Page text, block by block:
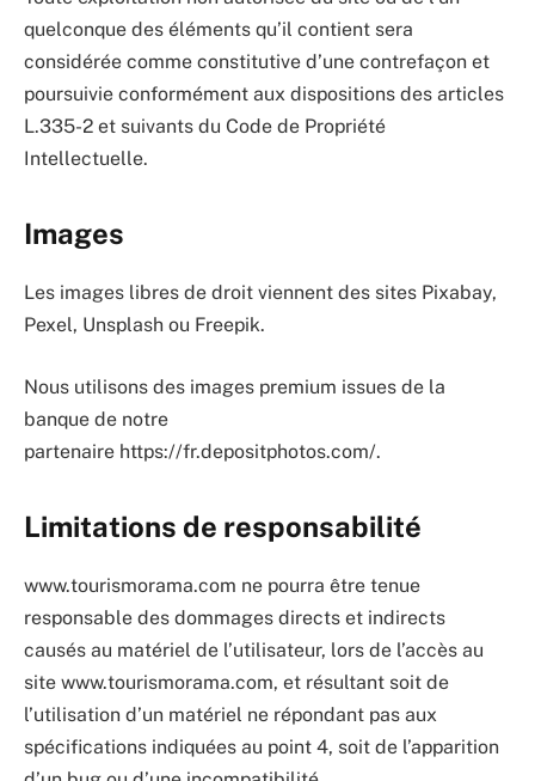
quelconque des éléments qu’il contient sera
considérée comme constitutive d’une contrefaçon et
poursuivie conformément aux dispositions des articles
L.335-2 et suivants du Code de Propriété
Intellectuelle.
Images
Les images libres de droit viennent des sites Pixabay,
Pexel, Unsplash ou Freepik.
Nous utilisons des images premium issues de la
banque de notre
partenaire https://fr.depositphotos.com/.
Limitations de responsabilité
www.tourismorama.com ne pourra être tenue
responsable des dommages directs et indirects
causés au matériel de l’utilisateur, lors de l’accès au
site www.tourismorama.com, et résultant soit de
l’utilisation d’un matériel ne répondant pas aux
spécifications indiquées au point 4, soit de l’apparition